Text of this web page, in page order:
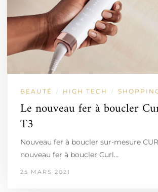
BEAUTÉ / HIGH TECH /
Le nouveau fer à boucler
T3
Nouveau fer à boucler sur-mesure
nouveau fer à boucler Curl…
25 MARS 2021